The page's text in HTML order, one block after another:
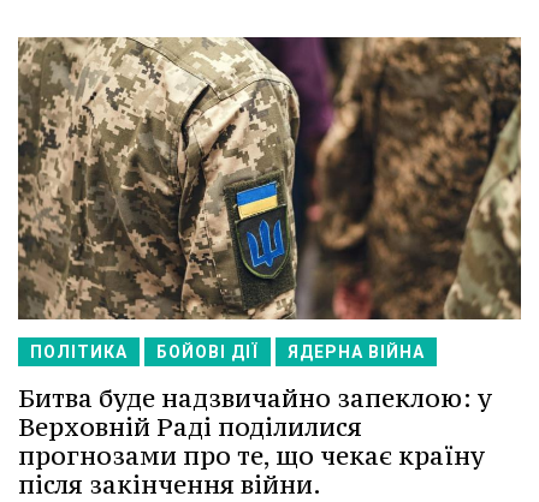
ПОЛІТИКА БОЙОВІ ДІЇ ЯДЕРНА ВІЙНА
Битва буде надзвичайно запеклою: у
Верховній Раді поділилися
прогнозами про те, що чекає країну
після закінчення війни.